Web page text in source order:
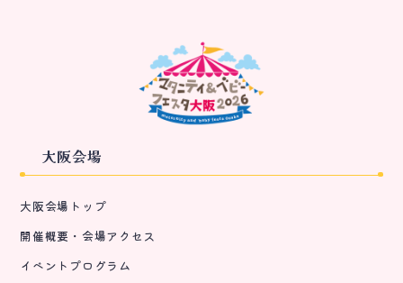
大阪会場
大阪会場トップ
開催概要・会場アクセス
イベントプログラム